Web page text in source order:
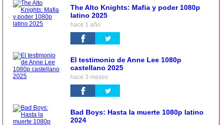
The Alto Knights: Mafia y poder 1080p
latino 2025
hace 1 año
El testimonio de Anne Lee 1080p
castellano 2025
hace 3 meses
Bad Boys: Hasta la muerte 1080p latino
2024